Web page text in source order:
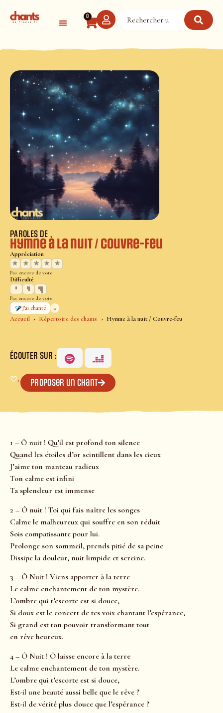
0
Accueil Répertoire des chants Hymne à la nuit / Couvre-feu
PAROLES DE
Hymne à la nuit / Couvre-feu
Appréciation
★
★ ★ ★ ★
Pas encore de vote
Difficulté
Pas encore de vote
J’ai chanté
0
ÉCOUTER SUR :
♡+ Proposer un chant
1 – Ô nuit ! Qu’il est profond ton silence
Quand les étoiles d’or scintillent dans les cieux
J’aime ton manteau radieux
Ton calme est infini
Ta splendeur est immense
2 – Ô nuit ! Toi qui fais naître les songes
Calme le malheureux qui souffre en son réduit
Sois compatissante pour lui.
Prolonge son sommeil, prends pitié de sa peine
Dissipe la douleur, nuit limpide et sereine.
3 – Ô Nuit ! Viens apporter à la terre
Le calme enchantement de ton mystère.
L’ombre qui t’escorte est si douce,
Si doux est le concert de tes voix chantant l’espérance,
Si grand est ton pouvoir transformant tout
en rêve heureux.
4 – Ô Nuit ! Ô laisse encore à la terre
Le calme enchantement de ton mystère.
L’ombre qui t’escorte est si douce,
Est-il une beauté aussi belle que le rêve ?
Est-il de vérité plus douce que l’espérance ?